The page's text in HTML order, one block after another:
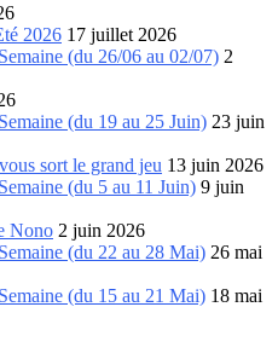
2026 17 juillet 2026
(du 26/06 au 02/07) 2
(du 19 au 25 Juin) 23 juin
sort le grand jeu 13 juin 2026
(du 5 au 11 Juin) 9 juin
Nono 2 juin 2026
(du 22 au 28 Mai) 26 mai
(du 15 au 21 Mai) 18 mai